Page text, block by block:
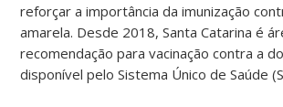
reforçar a importância da imunização
amarela. Desde 2018, Santa Catarina é
recomendação para vacinação contra a
disponível pelo Sistema Único de Saúde